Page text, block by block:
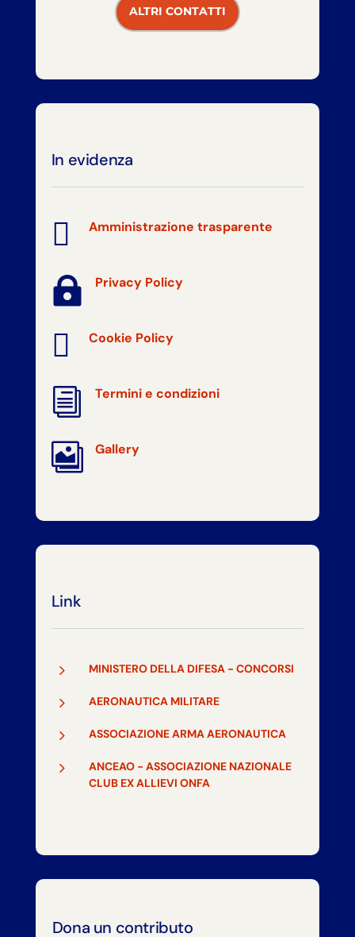
ALTRI CONTATTI
In evidenza
 Amministrazione trasparente
 Privacy Policy
 Cookie Policy
i Termini e condizioni
 Gallery
Link
5 MINISTERO DELLA DIFESA - CONCORSI
5 AERONAUTICA MILITARE
5 ASSOCIAZIONE ARMA AERONAUTICA
5
ANCEAO - ASSOCIAZIONE NAZIONALE
CLUB EX ALLIEVI ONFA
Dona un contributo